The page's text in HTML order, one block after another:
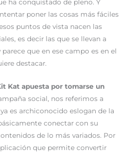
t
ha conquistado de pleno. Y
poner las cosas más fáciles
puntos de vista nacen las
es decir las que se llevan a
que en ese campo es en el
destacar.
Kat apuesta por tomarse un
social, nos referimos a
es archiconocido eslogan de la
conectar con su
de lo más variados. Por
que permite convertir